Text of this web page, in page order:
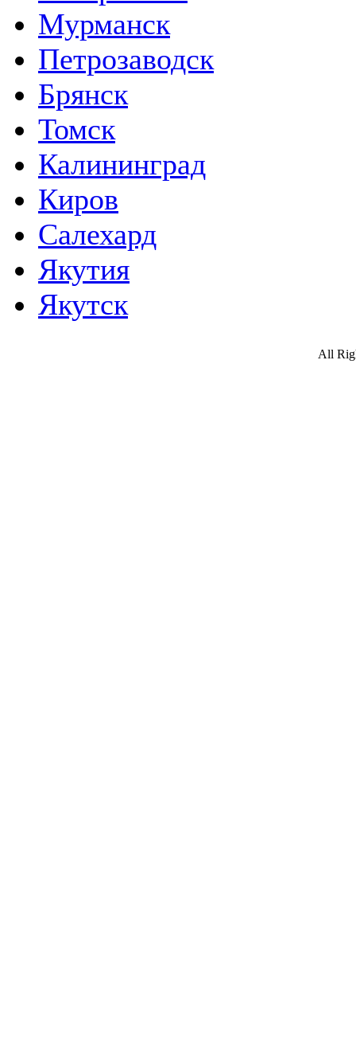
Мурманск
Петрозаводск
Брянск
Томск
Калининград
Киров
Салехард
Якутия
Якутск
All